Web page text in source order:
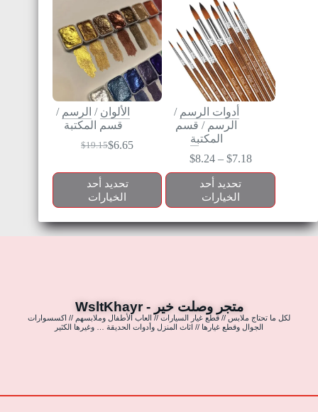
أدوات الرسم /
الرسم / قسم
المكتبة
$7.18
–
$8.24
تحديد أحد
الخيارات
الألوان / الرسم /
قسم المكتبة
$19.15$6.65
تحديد أحد
الخيارات
متجر وصلت خير - WsltKhayr
لكل ما تحتاج ملابس // قطع غيار السيارات // العاب الأطفال وملابسهم // اكسسوارات
الجوال وقطع غيارها // اثاث المنزل وأدوات الحديقة … وغيرها الكثير